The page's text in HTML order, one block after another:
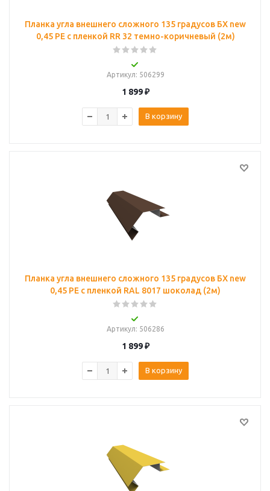
Планка угла внешнего сложного 135 градусов БХ new
0,45 PE с пленкой RR 32 темно-коричневый (2м)
Артикул: 506299
1 899₽
В корзину
Планка угла внешнего сложного 135 градусов БХ new
0,45 PE с пленкой RAL 8017 шоколад (2м)
Артикул: 506286
1 899₽
В корзину